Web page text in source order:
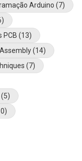
Arduino (7)
PCB (13)
(14)
(7)
(5)